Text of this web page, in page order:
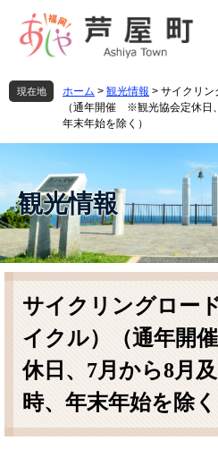
先
頭
す
を
飛
し
文
へ
現在地 ホーム > 観光情報 > サイクリン
（通年開催 ※観光協会定休日
年末年始を除く）
観光情報
本
サイクリングロー
イクル）（通年開
休日、7月から8月
時、年末年始を除く